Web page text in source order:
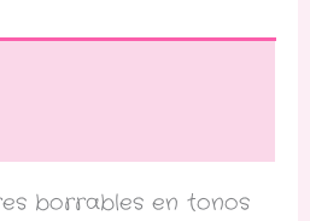
borrables en tonos